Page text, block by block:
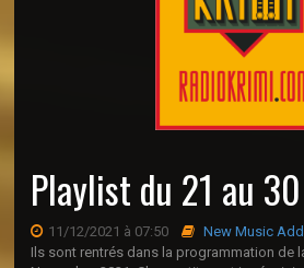
Playlist du 21 au
11/12/2021 à 07:50
New Music
Ils sont rentrés dans la programmation de